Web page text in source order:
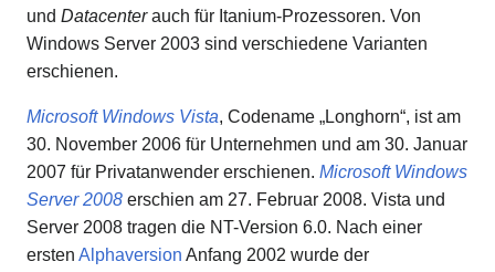
und Datacenterauch für Itanium-Prozessoren. Von
Windows Server 2003 sind verschiedene Varianten
erschienen.
Microsoft Windows Vista, Codename „Longhorn“, ist am
30. November 2006 für Unternehmen und am 30. Januar
2007 für Privatanwender erschienen. Microsoft Windows
Server 2008 erschien am 27. Februar 2008. Vista und
Server 2008 tragen die NT-Version 6.0. Nach einer
ersten Alphaversion Anfang 2002 wurde der